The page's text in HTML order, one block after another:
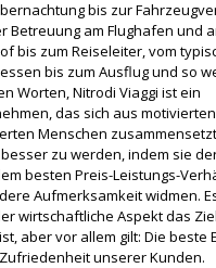
bis zur
Betreuung am Flughafen und
bis zum Reiseleiter, vom
bis zum Ausflug und so
Worten, Nitrodi Viaggi ist ein
das sich aus
Menschen
zu werden, indem sie
besten Preis-Leistungs-
Aufmerksamkeit widmen.
wirtschaftliche Aspekt das
aber vor allem gilt: Die beste
unserer Kunden.